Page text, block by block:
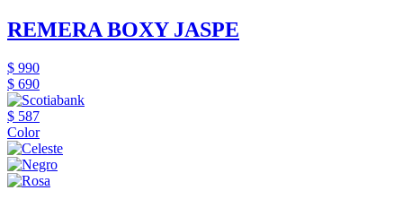
REMERA BOXY JASPE
$ 990
$ 690
$ 587
Color